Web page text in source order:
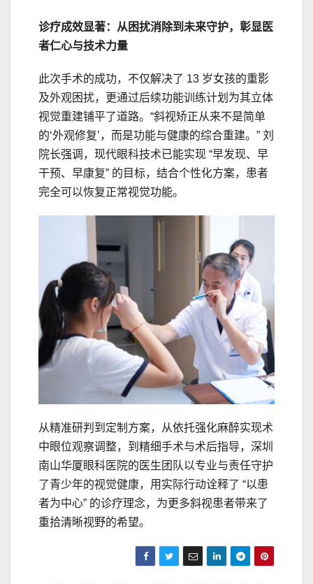
诊疗成效显著：从困扰消除到未来守护，彰显医
者仁心与技术力量
此次手术的成功，不仅解决了 13 岁女孩的重影
及外观困扰，更通过后续功能训练计划为其立体
视觉重建铺平了道路。“斜视矫正从来不是简单
的‘外观修复’，而是功能与健康的综合重建。” 刘
院长强调，现代眼科技术已能实现 “早发现、早
干预、早康复” 的目标，结合个性化方案，患者
完全可以恢复正常视觉功能。
从精准研判到定制方案，从依托强化麻醉实现术
中眼位观察调整，到精细手术与术后指导，深圳
南山华厦眼科医院的医生团队以专业与责任守护
了青少年的视觉健康，用实际行动诠释了 “以患
者为中心” 的诊疗理念，为更多斜视患者带来了
重拾清晰视野的希望。